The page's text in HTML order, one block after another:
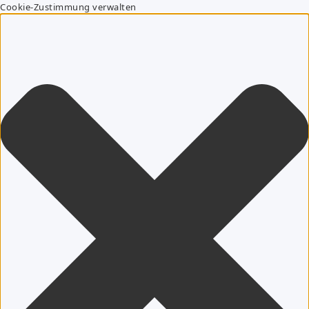
Cookie-Zustimmung verwalten